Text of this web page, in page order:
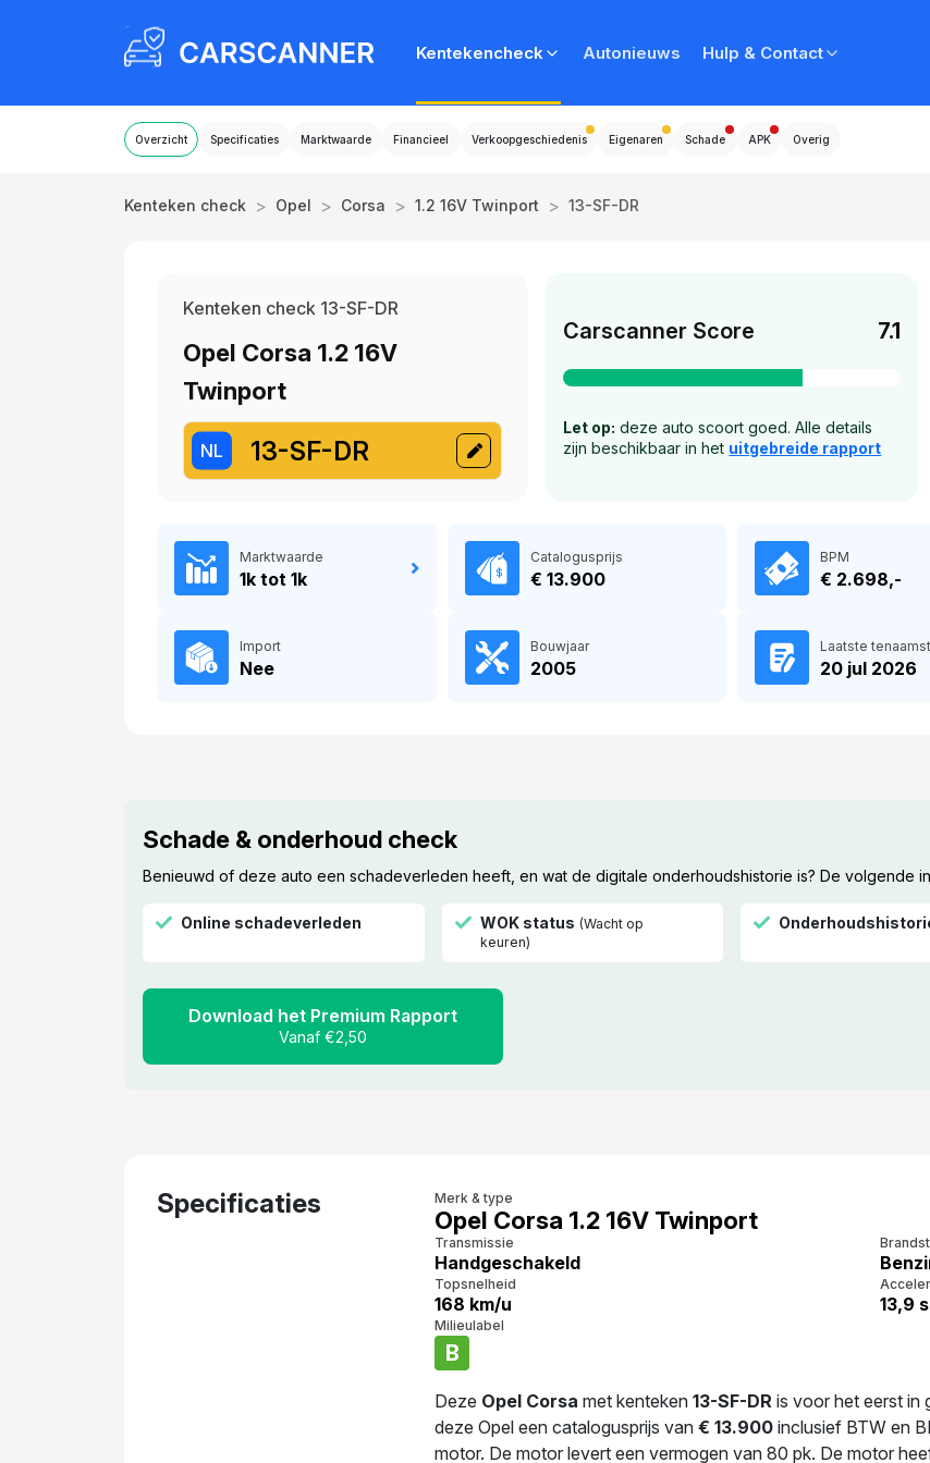
Kentekencheck Autonieuws Hulp & Contact
Overzicht Specificaties Marktwaarde Financieel Verkoopgeschiedenis Eigenaren Schade APK Overig
Kenteken check > Opel > Corsa > 1.2 16V Twinport > 13-SF-DR
Kenteken check 13-SF-DR
Opel Corsa 1.2 16V
Twinport
NL 13-SF-DR
Carscanner Score 7.1
Let op: deze auto scoort goed. Alle details
zijn beschikbaar in het uitgebreide rapport
Marktwaarde
1k tot 1k
Catalogusprijs
€ 13.900
BPM
€ 2.698,-
Import
Nee
Bouwjaar
2005
Laatste
20 jul 2026
Schade & onderhoud check
Benieuwd of deze auto een schadeverleden heeft, en wat de digitale onderhoudshistorie is? De volgende
Online schadeverleden WOK status (Wacht op
keuren)
Download het Premium Rapport
Vanaf €2,50
Specificaties Merk & type
Opel Corsa 1.2 16V Twinport
Transmissie
Handgeschakeld
Topsnelheid
168 km/u 13,9 s
Milieulabel
B
Deze Opel Corsa met kenteken 13-SF-DR is voor het eerst in
deze Opel een catalogusprijs van € 13.900 inclusief BTW en
motor. De motor levert een vermogen van 80 pk. De motor